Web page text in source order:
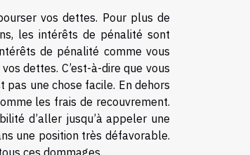
vos dettes. Pour plus de
les intérêts de pénalité sont
de pénalité comme vous
dettes. C’est-à-dire que vous
pas une chose facile. En dehors
les frais de recouvrement.
d’aller jusqu’à appeler une
une position très défavorable.
ces dommages.